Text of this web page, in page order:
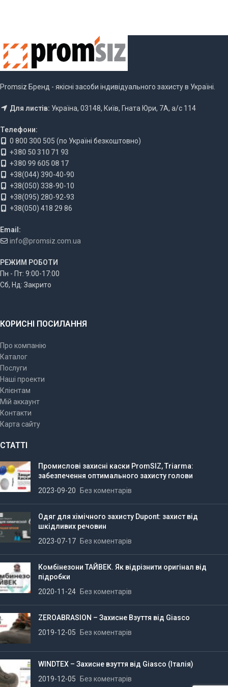
Promsiz Бренд - якісні засоби індивідуального захисту в Україні.
Для листів: Україна, 03148, Київ, Гната Юри, 7А, а/с 114
Телефони:
0 800 300 505 (по Україні безкоштовно)
+380 50 310 71 93
+380 99 605 08 17
+38(044) 390-40-90
+38(050) 338-90-10
+38(095) 280-92-93
+38(050) 418 29 86
Email:
info@promsiz.com.ua
РЕЖИМ РОБОТИ
Пн - Пт: 9:00-17:00
Сб, Нд: Закрито
КОРИСНІ ПОСИЛАННЯ
Про компанію
Каталог
Послуги
Наші проекти
Клієнтам
Мій аккаунт
Контакти
Карта сайту
СТАТТІ
Промислові захисні каски PromSIZ, Triarma:
забезпечення оптимального захисту голови
2023-09-20
Без коментарів
Одяг для хімічного захисту Dupont: захист від
шкідливих речовин
2023-07-17
Без коментарів
Комбінезони ТАЙВЕК. Як відрізнити оригінал від
підробки
2020-11-24
Без коментарів
ZEROABRASION – Захисне Взуття від Giasco
2019-12-05
Без коментарів
WINDTEX – Захисне взуття від Giasco (Італія)
2019-12-05
Без коментарів